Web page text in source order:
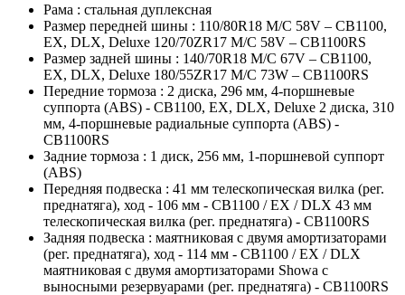
Рама : стальная дуплексная
Размер передней шины : 110/80R18 M/C 58V – CB1100,
EX, DLX, Deluxe 120/70ZR17 M/C 58V – CB1100RS
Размер задней шины : 140/70R18 M/C 67V – CB1100,
EX, DLX, Deluxe 180/55ZR17 M/C 73W – CB1100RS
Передние тормоза : 2 диска, 296 мм, 4-поршневые
суппорта (ABS) - CB1100, EX, DLX, Deluxe 2 диска, 310
мм, 4-поршневые радиальные суппорта (ABS) -
CB1100RS
Задние тормоза : 1 диск, 256 мм, 1-поршневой суппорт
(ABS)
Передняя подвеска : 41 мм телескопическая вилка (рег.
преднатяга), ход - 106 мм - CB1100 / EX / DLX 43 мм
телескопическая вилка (рег. преднатяга) - CB1100RS
Задняя подвеска : маятниковая с двумя амортизаторами
(рег. преднатяга), ход - 114 мм - CB1100 / EX / DLX
маятниковая с двумя амортизаторами Showa с
выносными резервуарами (рег. преднатяга) - CB1100RS